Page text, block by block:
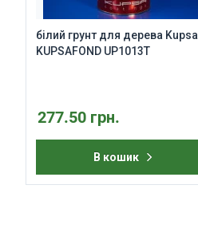
білий грунт для дерева Kupsa
KUPSAFOND UP1013T
277.50 грн.
В кошик